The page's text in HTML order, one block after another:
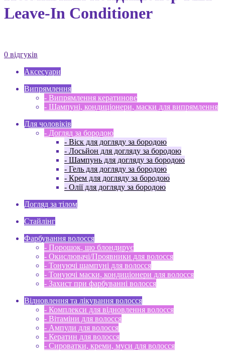
Leave-In Conditioner
0 відгуків
Аксесуари
Випрямлення
- Випрямлення кератинове
- Шампуні, кондиціонери, маски для випрямлення
Для чоловіків
- Догляд за бородою
- Віск для догляду за бородою
- Лосьйон для догляду за бородою
- Шампунь для догляду за бородою
- Гель для догляду за бородою
- Крем для догляду за бородою
- Олії для догляду за бородою
Догляд за тілом
Стайлінг
Фарбування волосся
- Порошок, що блондирує
- Окислювачі/Проявники для волосся
- Тонуючі шампуні для волосся
- Тонуючі маски, кондиціонери для волосся
- Захист при фарбуванні волосся
Відновлення та лікування волосся
- Комплекси для відновлення волосся
- Вітаміни для волосся
- Ампули для волосся
- Кератин для волосся
- Сироватки, креми, муси для волосся